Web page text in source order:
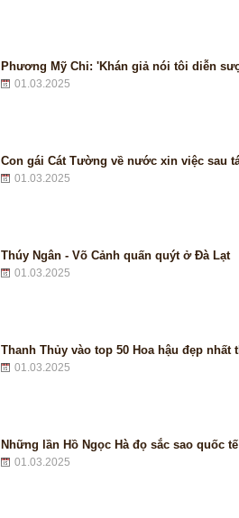
Phương Mỹ Chi: 'Khán giả nói tôi diễn
01.03.2025
Con gái Cát Tường về nước xin việc sau
01.03.2025
Thúy Ngân - Võ Cảnh quấn quýt ở Đà Lạt
01.03.2025
Thanh Thủy vào top 50 Hoa hậu đẹp nhất
01.03.2025
Những lần Hồ Ngọc Hà đọ sắc sao quốc tế
01.03.2025